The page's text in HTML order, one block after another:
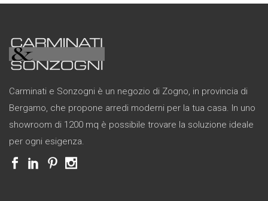
Carminati e Sonzogni è un negozio di Zogno, in provincia di
Bergamo, che propone arredi moderni per la tua casa. In uno
showroom di 1200 mq è possibile trovare la soluzione ideale
per ogni esigenza.